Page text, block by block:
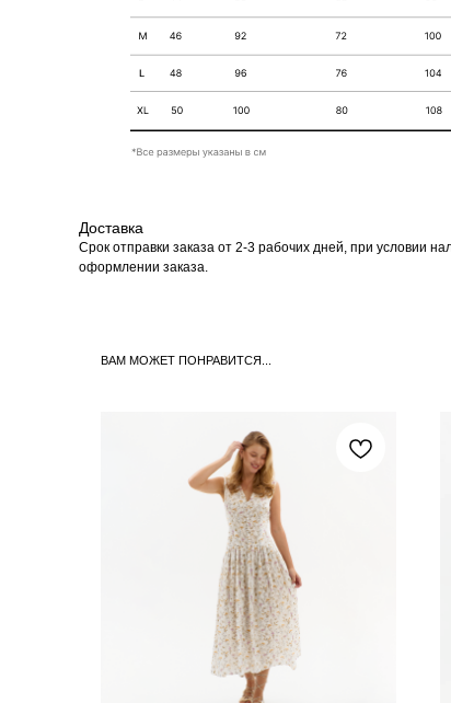
Доставка
Срок отправки заказа от 2-3 рабочих дней, при условии
оформлении заказа.
ВАМ МОЖЕТ ПОНРАВИТСЯ...